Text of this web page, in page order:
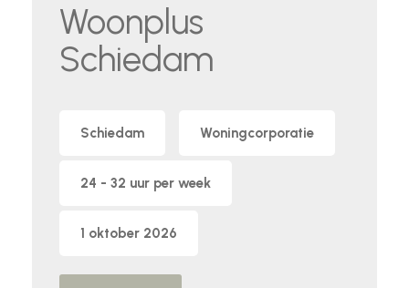
Woonplus
Schiedam
Schiedam Woningcorporatie
24 - 32 uur per week
1 oktober 2026